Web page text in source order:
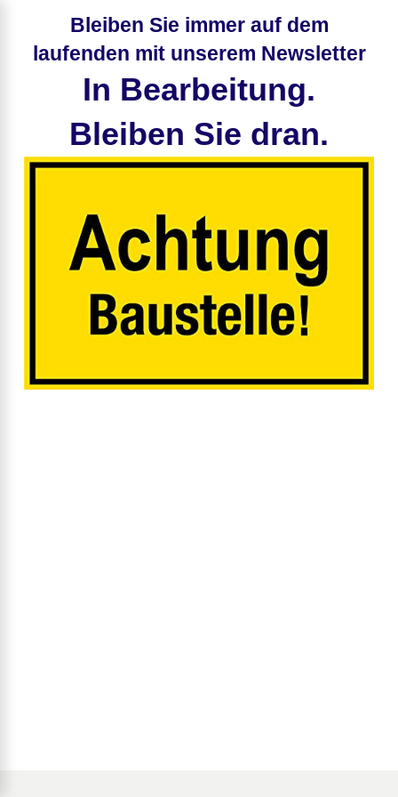
Bleiben Sie immer auf dem
laufenden mit unserem Newsletter
In Bearbeitung.
Bleiben Sie dran.